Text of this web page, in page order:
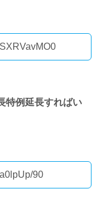
特例延長すればい
90